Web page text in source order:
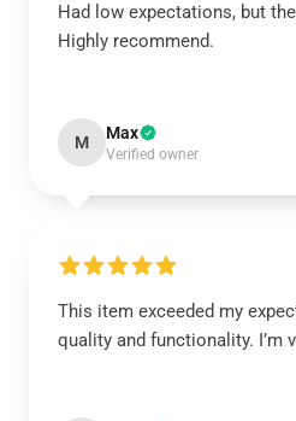
Had low expectations, but
Highly recommend.
M Max
Verified owner
This item exceeded my
quality and functionality. I’m